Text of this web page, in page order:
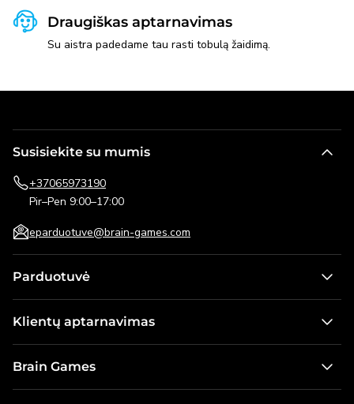
Draugiškas aptarnavimas
Su aistra padedame tau rasti tobulą žaidimą.
Susisiekite su mumis
+37065973190
Pir–Pen 9:00–17:00
eparduotuve@brain-games.com
Parduotuvė
Žaidimai vaikams
Klientų aptarnavimas
Pristatymo informacija
Brain Games